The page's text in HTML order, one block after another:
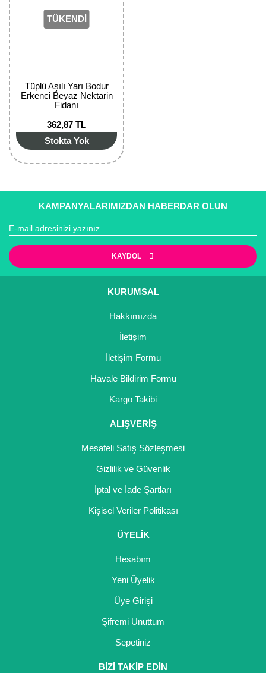
TÜKENDİ
Tüplü Aşılı Yarı Bodur
Erkenci Beyaz Nektarin
Fidanı
362,87 TL
Stokta Yok
KAMPANYALARIMIZDAN HABERDAR OLUN
KAYDOL
KURUMSAL
Hakkımızda
İletişim
İletişim Formu
Havale Bildirim Formu
Kargo Takibi
ALIŞVERİŞ
Mesafeli Satış Sözleşmesi
Gizlilik ve Güvenlik
İptal ve İade Şartları
Kişisel Veriler Politikası
ÜYELİK
Hesabım
Yeni Üyelik
Üye Girişi
Şifremi Unuttum
Sepetiniz
BİZİ TAKİP EDİN